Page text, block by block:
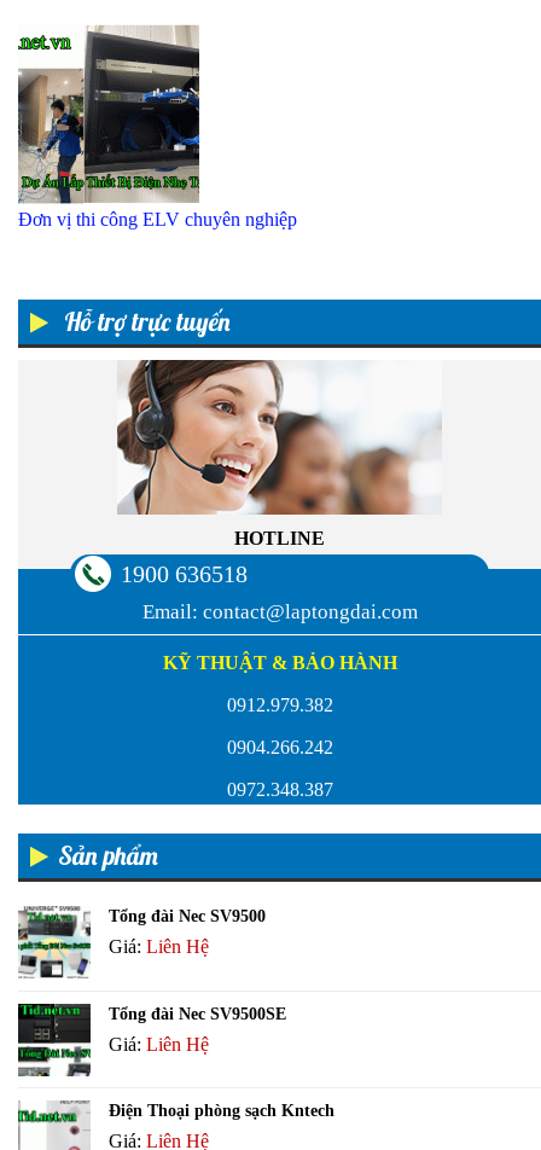
Hỗ trợ trực tuyến
HOTLINE
1900 636518
Email: contact@laptongdai.com
KỸ THUẬT & BẢO HÀNH
0912.979.382
0904.266.242
0972.348.387
Sản phẩm
Tổng đài Nec SV9500
Giá: Liên Hệ
Tổng đài Nec SV9500SE
Giá: Liên Hệ
Điện Thoại phòng sạch Kntech
Giá: Liên Hệ
Đơn vị thi công ELV chuyên nghiệp